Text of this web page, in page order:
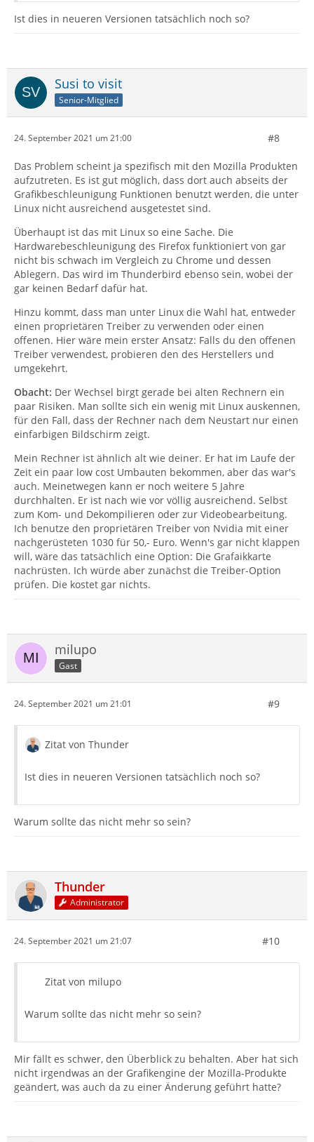
Ist dies in neueren Versionen tatsächlich noch so?
Susi to visit
Senior-Mitglied
24. September 2021 um 21:00 #8
Das Problem scheint ja spezifisch mit den Mozilla Produkten
aufzutreten. Es ist gut möglich, dass dort auch abseits der
Grafikbeschleunigung Funktionen benutzt werden, die unter
Linux nicht ausreichend ausgetestet sind.
Überhaupt ist das mit Linux so eine Sache. Die
Hardwarebeschleunigung des Firefox funktioniert von gar
nicht bis schwach im Vergleich zu Chrome und dessen
Ablegern. Das wird im Thunderbird ebenso sein, wobei der
gar keinen Bedarf dafür hat.
Hinzu kommt, dass man unter Linux die Wahl hat, entweder
einen proprietären Treiber zu verwenden oder einen
offenen. Hier wäre mein erster Ansatz: Falls du den offenen
Treiber verwendest, probieren den des Herstellers und
umgekehrt.
Obacht: Der Wechsel birgt gerade bei alten Rechnern ein
paar Risiken. Man sollte sich ein wenig mit Linux auskennen,
für den Fall, dass der Rechner nach dem Neustart nur einen
einfarbigen Bildschirm zeigt.
Mein Rechner ist ähnlich alt wie deiner. Er hat im Laufe der
Zeit ein paar low cost Umbauten bekommen, aber das war's
auch. Meinetwegen kann er noch weitere 5 Jahre
durchhalten. Er ist nach wie vor völlig ausreichend. Selbst
zum Kom- und Dekompilieren oder zur Videobearbeitung.
Ich benutze den proprietären Treiber von Nvidia mit einer
nachgerüsteten 1030 für 50,- Euro. Wenn's gar nicht klappen
will, wäre das tatsächlich eine Option: Die Grafaikkarte
nachrüsten. Ich würde aber zunächst die Treiber-Option
prüfen. Die kostet gar nichts.
milupo
Gast
24. September 2021 um 21:01 #9
Zitat von Thunder
Ist dies in neueren Versionen tatsächlich noch so?
Warum sollte das nicht mehr so sein?
Thunder
Administrator
24. September 2021 um 21:07 #10
Zitat von milupo
Warum sollte das nicht mehr so sein?
Mir fällt es schwer, den Überblick zu behalten. Aber hat sich
nicht irgendwas an der Grafikengine der Mozilla-Produkte
geändert, was auch da zu einer Änderung geführt hatte?